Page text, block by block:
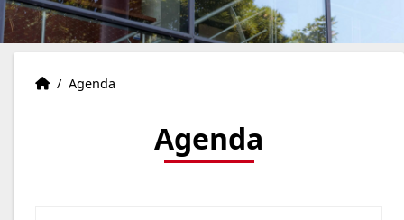
Accueil
Accueil
/ Agenda
Agenda